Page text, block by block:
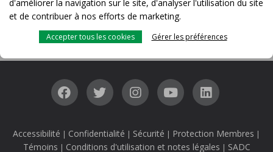
d'améliorer la navigation sur le site, d'analyser l'utilisation du site
et de contribuer à nos efforts de marketing.
Accepter tous les cookies Gérer les préférences
PRENEZ RENDEZ-VOUS
Accessibilité | Confidentialité | Sécurité | Protection Membres |
Témoins | Conditions d'utilisation et notes légales | SADC